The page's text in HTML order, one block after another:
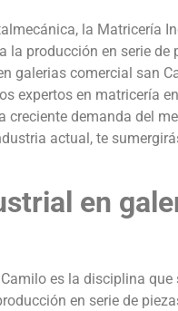
la Matricería
producción en serie de
galerias comercial san
expertos en matricería
demanda del
actual, te
en
es la disciplina que
en serie de